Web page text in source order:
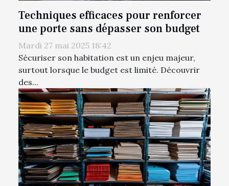
Techniques efficaces pour renforcer
une porte sans dépasser son budget
Mardi 27 mai 2025 18:42
Sécuriser son habitation est un enjeu majeur,
surtout lorsque le budget est limité. Découvrir
des...